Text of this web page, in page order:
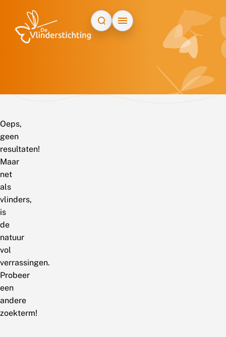
Oeps,
geen
resultaten!
Maar
net
als
vlinders,
is
de
natuur
vol
verrassingen.
Probeer
een
andere
zoekterm!